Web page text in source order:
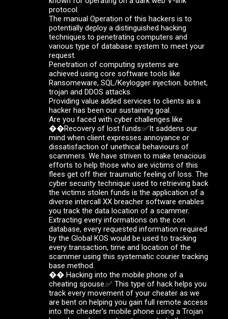
protocol.
The manual Operation of this hackers is to
potentially deploy a distinguished hacking
techniques to penetrating computers and
various type of database system to meet your
request.
Penetration of computing systems are
achieved using core software tools like
Ransomeware, SQL/Keylogger injection. botnet,
trojan and DDOS attacks.
Providing value added services to clients as a
hacker has been our sustaining goal.
Are you faced with cyber challenges like
��Recovery of lost funds:✅It saddens our
mind when client expresses annoyance or
dissatisfaction of unethical behaviours of
scammers. We have striven to make tenacious
efforts to help those who are victims of this
flees get off their traumatic feeling of loss. The
cyber security technique used to retrieving back
the victims stolen funds is the application of a
diverse intercall XX breacher software enables
you track the data location of a scammer.
Extracting every informations on the con
database, every requested information required
by the Global KOS would be used to tracking
every transaction, time and location of the
scammer using this systematic courier tracking
base method.
�� Hacking into the mobile phone of a
cheating spouse.✅ This type of hack helps you
track every movement of your cheater as we
are bent on helping you gain full remote access
into the cheater's mobile phone using a Trojan